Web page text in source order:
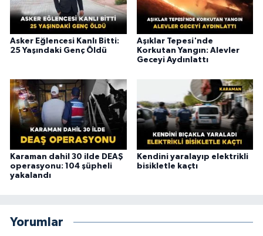
Asker Eğlencesi Kanlı Bitti:
25 Yaşındaki Genç Öldü
Aşıklar Tepesi'nde
Korkutan Yangın: Alevler
Geceyi Aydınlattı
Karaman dahil 30 ilde DEAŞ
operasyonu: 104 şüpheli
yakalandı
Kendini yaralayıp elektrikli
bisikletle kaçtı
Yorumlar